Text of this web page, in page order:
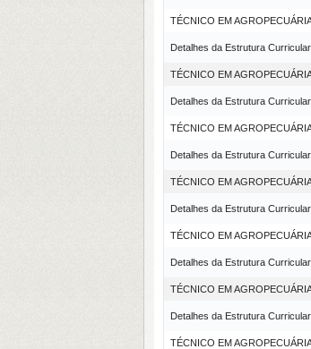
TÉCNICO EM
Detalhes da Estrutura
TÉCNICO EM
Detalhes da Estrutura
TÉCNICO EM
Detalhes da Estrutura
TÉCNICO EM
Detalhes da Estrutura
TÉCNICO EM
Detalhes da Estrutura
TÉCNICO EM
Detalhes da Estrutura
TÉCNICO EM